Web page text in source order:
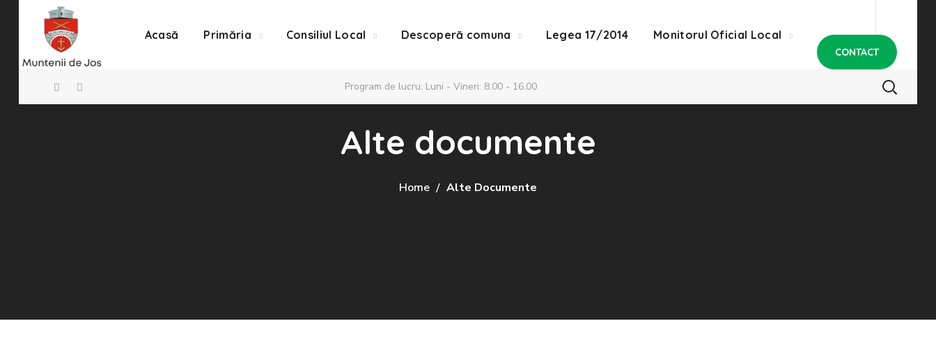
Acasă Primăria Consiliul Local Descoperă comuna Legea 17/2014 Monitorul Oficial Local
CONTACT
Program de lucru: Luni - Vineri: 8.00 - 16.00
Alte documente
Home Alte Documente